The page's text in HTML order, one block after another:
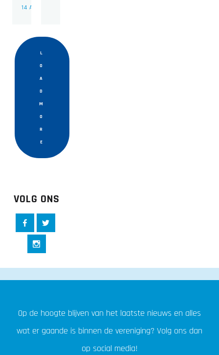
14 APRIL 2026
L
O
A
D
M
O
R
E
VOLG ONS
Op de hoogte blijven van het laatste nieuws en alles
wat er gaande is binnen de vereniging? Volg ons dan
op social media!